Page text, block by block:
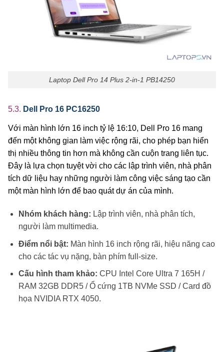
Laptop Dell Pro 14 Plus 2-in-1 PB14250
5.3. Dell Pro 16 PC16250
Với màn hình lớn 16 inch tỷ lệ 16:10, Dell Pro 16 mang
đến một không gian làm việc rộng rãi, cho phép bạn hiển
thị nhiều thông tin hơn mà không cần cuộn trang liên tục.
Đây là lựa chọn tuyệt vời cho các lập trình viên, nhà phân
tích dữ liệu hay những người làm công việc sáng tạo cần
một màn hình lớn để bao quát dự án của mình.
Nhóm khách hàng: Lập trình viên, nhà phân tích,
người làm multimedia.
Điểm nổi bật: Màn hình 16 inch rộng rãi, hiệu năng cao
cho các tác vụ nặng, bàn phím full-size.
Cấu hình tham khảo: CPU Intel Core Ultra 7 165H /
RAM 32GB DDR5 / Ổ cứng 1TB NVMe SSD / Card đồ
họa NVIDIA RTX 4050.